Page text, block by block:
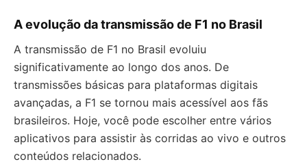
A evolução da transmissão de F1 no Brasil
A transmissão de F1 no Brasil evoluiu
significativamente ao longo dos anos. De
transmissões básicas para plataformas digitais
avançadas, a F1 se tornou mais acessível aos fãs
brasileiros. Hoje, você pode escolher entre vários
aplicativos para assistir às corridas ao vivo e outros
conteúdos relacionados.